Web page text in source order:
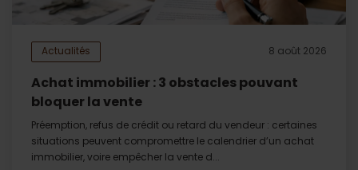
Actualités 8 août 2026
Achat immobilier : 3 obstacles pouvant
bloquer la vente
Préemption, refus de crédit ou retard du vendeur : certaines
situations peuvent compromettre le calendrier d’un achat
immobilier, voire empêcher la vente d...